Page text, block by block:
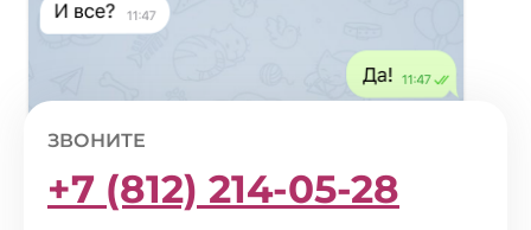
ЗВОНИТЕ
+7 (812) 214-05-28